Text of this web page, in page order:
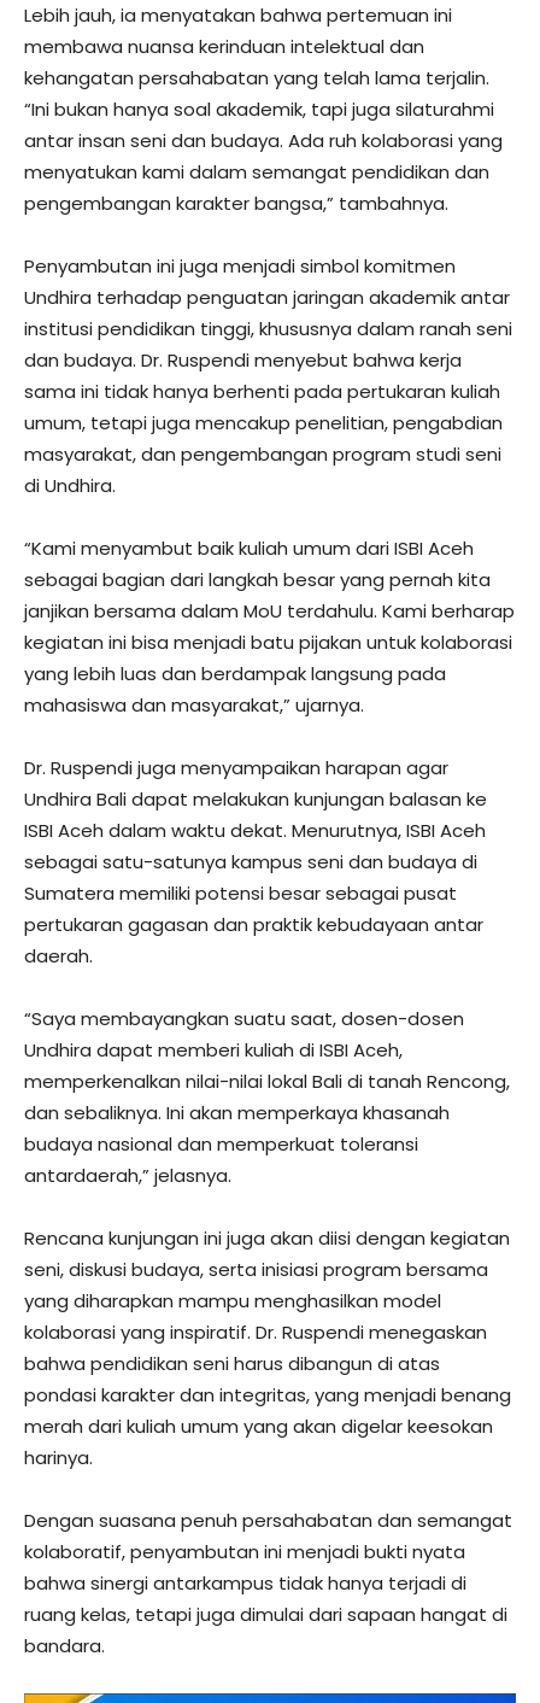
Lebih jauh, ia menyatakan bahwa pertemuan ini
membawa nuansa kerinduan intelektual dan
kehangatan persahabatan yang telah lama terjalin.
“Ini bukan hanya soal akademik, tapi juga silaturahmi
antar insan seni dan budaya. Ada ruh kolaborasi yang
menyatukan kami dalam semangat pendidikan dan
pengembangan karakter bangsa,” tambahnya.
Penyambutan ini juga menjadi simbol komitmen
Undhira terhadap penguatan jaringan akademik antar
institusi pendidikan tinggi, khususnya dalam ranah seni
dan budaya. Dr. Ruspendi menyebut bahwa kerja
sama ini tidak hanya berhenti pada pertukaran kuliah
umum, tetapi juga mencakup penelitian, pengabdian
masyarakat, dan pengembangan program studi seni
di Undhira.
“Kami menyambut baik kuliah umum dari ISBI Aceh
sebagai bagian dari langkah besar yang pernah kita
janjikan bersama dalam MoU terdahulu. Kami berharap
kegiatan ini bisa menjadi batu pijakan untuk kolaborasi
yang lebih luas dan berdampak langsung pada
mahasiswa dan masyarakat,” ujarnya.
Dr. Ruspendi juga menyampaikan harapan agar
Undhira Bali dapat melakukan kunjungan balasan ke
ISBI Aceh dalam waktu dekat. Menurutnya, ISBI Aceh
sebagai satu-satunya kampus seni dan budaya di
Sumatera memiliki potensi besar sebagai pusat
pertukaran gagasan dan praktik kebudayaan antar
daerah.
“Saya membayangkan suatu saat, dosen-dosen
Undhira dapat memberi kuliah di ISBI Aceh,
memperkenalkan nilai-nilai lokal Bali di tanah Rencong,
dan sebaliknya. Ini akan memperkaya khasanah
budaya nasional dan memperkuat toleransi
antardaerah,” jelasnya.
Rencana kunjungan ini juga akan diisi dengan kegiatan
seni, diskusi budaya, serta inisiasi program bersama
yang diharapkan mampu menghasilkan model
kolaborasi yang inspiratif. Dr. Ruspendi menegaskan
bahwa pendidikan seni harus dibangun di atas
pondasi karakter dan integritas, yang menjadi benang
merah dari kuliah umum yang akan digelar keesokan
harinya.
Dengan suasana penuh persahabatan dan semangat
kolaboratif, penyambutan ini menjadi bukti nyata
bahwa sinergi antarkampus tidak hanya terjadi di
ruang kelas, tetapi juga dimulai dari sapaan hangat di
bandara.